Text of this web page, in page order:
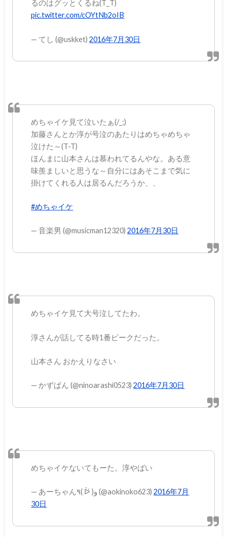
るのはグッとくるね(T_T)
pic.twitter.com/cOYtNb2oIB
— てし (@uskket)2016年7月30日
めちゃイケ見て泣いたぁ(/_;)
加藤さんとか淳が号泣のあたりはめちゃめちゃ
泣けた～(T-T)
ほんまに山本さんは慕われてるんやな。ある意
味羨ましいと思うな～自分にはあそこまで気に
掛けてくれる人は居るんだろうか、、
#めちゃイケ
— 音楽男 (@musicman12320)2016年7月30日
めちゃイケ見て大号泣してたわ。
淳さんが話してる時1番ピークだった。
山本さん おかえりなさい
— かずぱん (@ninoarashi0523)2016年7月30日
めちゃイケないてもーた。淳やばい
— あーちゃん٩( ᐖ )و (@aokinoko623)2016年7月
30日